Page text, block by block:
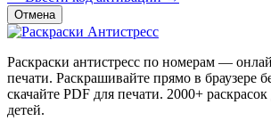
Отмена
Раскраски антистресс по номерам —
печати. Раскрашивайте прямо в браузере
скачайте PDF для печати. 2000+
детей.